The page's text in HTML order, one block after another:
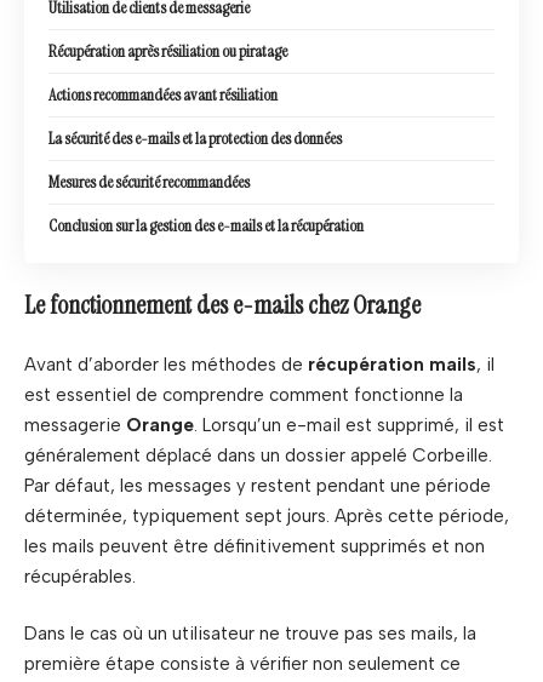
Utilisation de clients de messagerie
Récupération après résiliation ou piratage
Actions recommandées avant résiliation
La sécurité des e-mails et la protection des données
Mesures de sécurité recommandées
Conclusion sur la gestion des e-mails et la récupération
Le fonctionnement des e-mails chez Orange
Avant d’aborder les méthodes de récupération mails, il
est essentiel de comprendre comment fonctionne la
messagerie Orange . Lorsqu’un e-mail est supprimé, il est
généralement déplacé dans un dossier appelé Corbeille.
Par défaut, les messages y restent pendant une période
déterminée, typiquement sept jours. Après cette période,
les mails peuvent être définitivement supprimés et non
récupérables.
Dans le cas où un utilisateur ne trouve pas ses mails, la
première étape consiste à vérifier non seulement ce